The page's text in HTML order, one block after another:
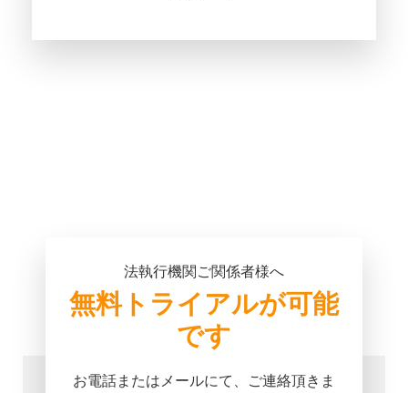
法執行機関ご関係者様へ
無料トライアルが可能
です
お電話またはメールにて、ご連絡頂きま